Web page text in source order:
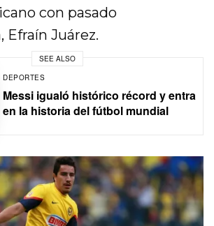
con pasado
Juárez.
SEE ALSO
DEPORTES
Messi igualó histórico récord y entra
en la historia del fútbol mundial